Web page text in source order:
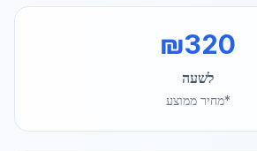
₪320
לשעה
*מחיר ממוצע